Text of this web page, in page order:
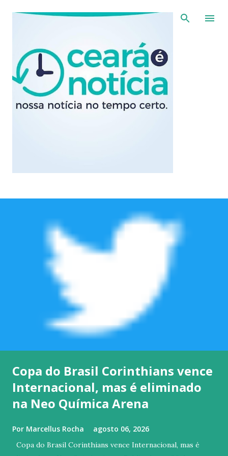
Pular para o conteúdo principal
Copa do Brasil Corinthians vence
Internacional, mas é eliminado
na Neo Química Arena
Por Marcellus Rocha agosto 06, 2026
Copa do Brasil Corinthians vence Internacional, mas é